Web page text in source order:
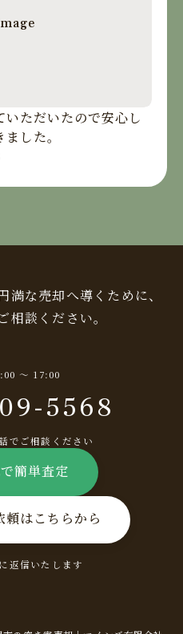
ただいたので安心し
した。
な売却へ導くために、
相談ください。
〜 17:00
5568
でご相談ください
簡単査定
頼はこちらから
返信いたします